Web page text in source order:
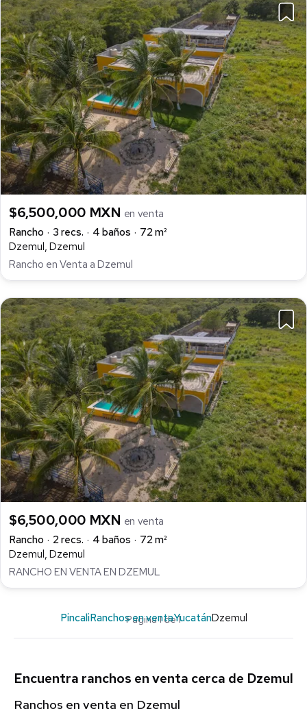
$6,500,000 MXN en venta
Rancho
3 recs. 4 baños
72 m²
Dzemul, Dzemul
Rancho en Venta a Dzemul
$6,500,000 MXN en venta
Rancho
2 recs. 4 baños
72 m²
Dzemul, Dzemul
RANCHO EN VENTA EN DZEMUL
Página 1 de 1
PincaliRanchos en ventaYucatánDzemul
Encuentra ranchos en venta cerca de Dzemul
Ranchos en venta en Dzemul